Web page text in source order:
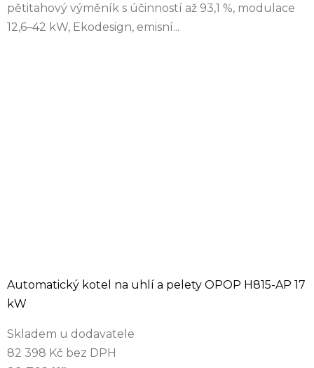
pětitahový výměník s účinností až 93,1 %, modulace
12,6–42 kW, Ekodesign, emisní...
Automatický kotel na uhlí a pelety OPOP H815-AP 17
kW
Skladem u dodavatele
82 398 Kč bez DPH